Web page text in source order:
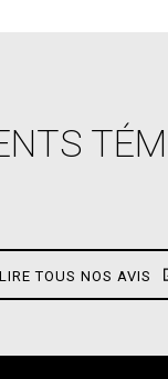
LIRE TOUS NOS AVIS